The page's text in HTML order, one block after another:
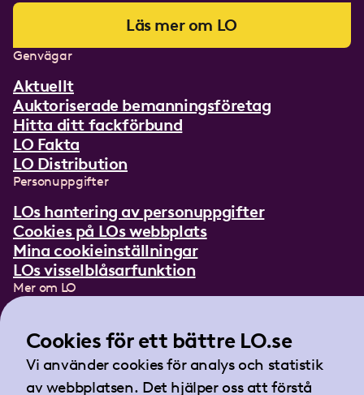
Läs mer om LO
Genvägar
Aktuellt
Auktoriserade bemanningsföretag
Hitta ditt fackförbund
LO Fakta
LO Distribution
Personuppgifter
LOs hantering av personuppgifter
Cookies på LOs webbplats
Mina cookieinställningar
LOs visselblåsarfunktion
Mer om LO
Lättläst om LO
Teckenspråksfilm
Tidningen Arbetet
Cookies för ett bättre LO.se
Vi använder cookies för analys och statistik
av webbplatsen. Det hjälper oss att förstå